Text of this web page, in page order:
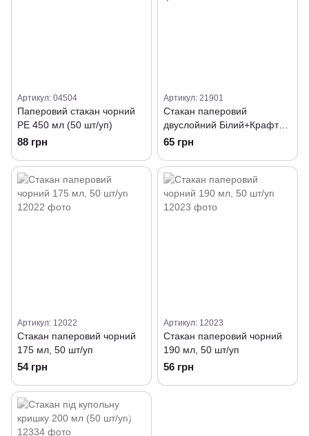
Артикул: 04504
Паперовий стакан чорний
РЕ 450 мл (50 шт/уп)
88 грн
Артикул: 21901
Стакан паперовий
двуслойний Білий+Крафт
350 мл (25 шт/уп)
65 грн
Артикул: 12022
Стакан паперовий чорний
175 мл, 50 шт/уп
54 грн
Артикул: 12023
Стакан паперовий чорний
190 мл, 50 шт/уп
56 грн